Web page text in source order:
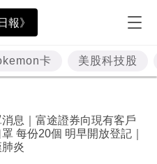
報》
卡 美股科技股
消息｜富途證券向現有客戶
每份20個 明早開放登記｜
炎